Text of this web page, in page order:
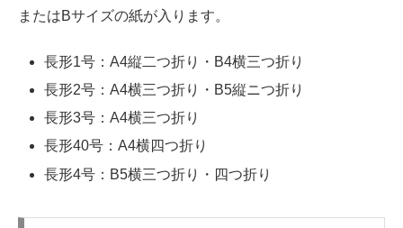
またはBサイズの紙が入ります。
長形1号：A4縦二つ折り・B4横三つ折り
長形2号：A4横三つ折り・B5縦ニつ折り
長形3号：A4横三つ折り
長形40号：A4横四つ折り
長形4号：B5横三つ折り・四つ折り